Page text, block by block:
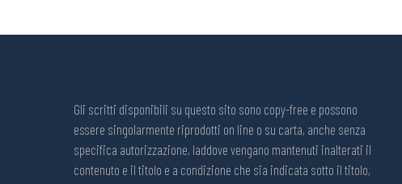
Gli scritti disponibili su questo sito sono copy-free e possono
essere singolarmente riprodotti on line o su carta, anche senza
specifica autorizzazione, laddove vengano mantenuti inalterati il
contenuto e il titolo e a condizione che sia indicata sotto il titolo,